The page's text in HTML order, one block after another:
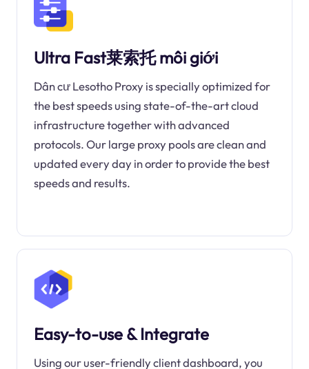
Ultra Fast莱索托 môi giới
Dân cư Lesotho Proxy is specially optimized for
the best speeds using state-of-the-art cloud
infrastructure together with advanced
protocols. Our large proxy pools are clean and
updated every day in order to provide the best
speeds and results.
Easy-to-use & Integrate
Using our user-friendly client dashboard, you